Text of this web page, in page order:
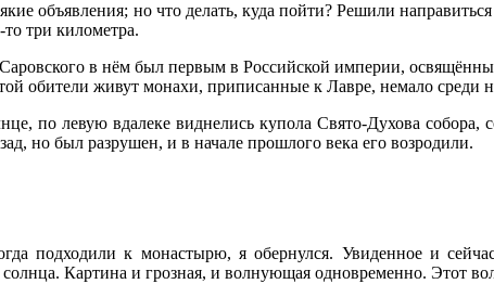
объявления; но что делать, куда пойти? Решили
три километра.
в нём был первым в Российской империи,
обители живут монахи, приписанные к Лавре, немало среди
по левую вдалеке виднелись купола Свято-Духова
но был разрушен, и в начале прошлого века его возродили.
подходили к монастырю, я обернулся. Увиденное и
Картина и грозная, и волнующая одновременно. Этот